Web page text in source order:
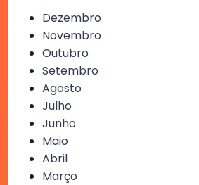
Dezembro
Novembro
Outubro
Setembro
Agosto
Julho
Junho
Maio
Abril
Março